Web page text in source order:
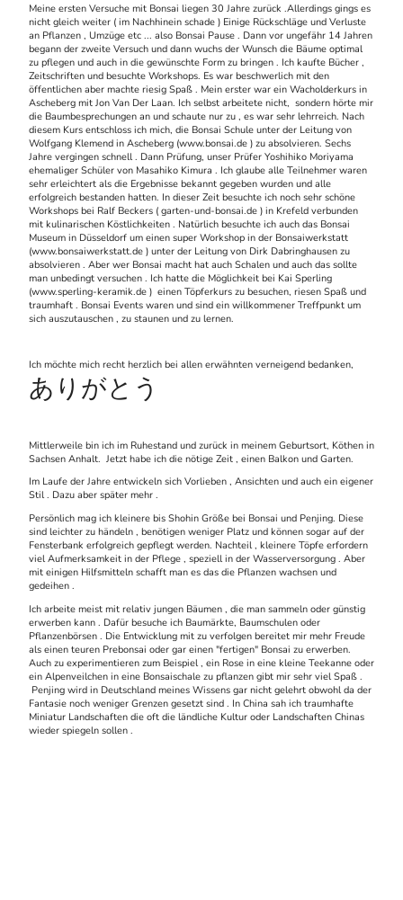
Meine ersten Versuche mit Bonsai liegen 30 Jahre zurück .Allerdings gings es
nicht gleich weiter ( im Nachhinein schade ) Einige Rückschläge und Verluste
an Pflanzen , Umzüge etc ... also Bonsai Pause . Dann vor ungefähr 14 Jahren
begann der zweite Versuch und dann wuchs der Wunsch die Bäume optimal
zu pflegen und auch in die gewünschte Form zu bringen . Ich kaufte Bücher ,
Zeitschriften und besuchte Workshops. Es war beschwerlich mit den
öffentlichen aber machte riesig Spaß . Mein erster war ein Wacholderkurs in
Ascheberg mit Jon Van Der Laan. Ich selbst arbeitete nicht, sondern hörte mir
die Baumbesprechungen an und schaute nur zu , es war sehr lehrreich. Nach
diesem Kurs entschloss ich mich, die Bonsai Schule unter der Leitung von
Wolfgang Klemend in Ascheberg (www.bonsai.de ) zu absolvieren. Sechs
Jahre vergingen schnell . Dann Prüfung, unser Prüfer Yoshihiko Moriyama
ehemaliger Schüler von Masahiko Kimura . Ich glaube alle Teilnehmer waren
sehr erleichtert als die Ergebnisse bekannt gegeben wurden und alle
erfolgreich bestanden hatten. In dieser Zeit besuchte ich noch sehr schöne
Workshops bei Ralf Beckers ( garten-und-bonsai.de ) in Krefeld verbunden
mit kulinarischen Köstlichkeiten . Natürlich besuchte ich auch das Bonsai
Museum in Düsseldorf um einen super Workshop in der Bonsaiwerkstatt
(www.bonsaiwerkstatt.de ) unter der Leitung von Dirk Dabringhausen zu
absolvieren . Aber wer Bonsai macht hat auch Schalen und auch das sollte
man unbedingt versuchen . Ich hatte die Möglichkeit bei Kai Sperling
(www.sperling-keramik.de ) einen Töpferkurs zu besuchen, riesen Spaß und
traumhaft . Bonsai Events waren und sind ein willkommener Treffpunkt um
sich auszutauschen , zu staunen und zu lernen.
Ich möchte mich recht herzlich bei allen erwähnten verneigend bedanken,
ありがとう
Mittlerweile bin ich im Ruhestand und zurück in meinem Geburtsort, Köthen in
Sachsen Anhalt. Jetzt habe ich die nötige Zeit , einen Balkon und Garten.
Im Laufe der Jahre entwickeln sich Vorlieben , Ansichten und auch ein eigener
Stil . Dazu aber später mehr .
Persönlich mag ich kleinere bis Shohin Größe bei Bonsai und Penjing. Diese
sind leichter zu händeln , benötigen weniger Platz und können sogar auf der
Fensterbank erfolgreich gepflegt werden. Nachteil , kleinere Töpfe erfordern
viel Aufmerksamkeit in der Pflege , speziell in der Wasserversorgung . Aber
mit einigen Hilfsmitteln schafft man es das die Pflanzen wachsen und
gedeihen .
Ich arbeite meist mit relativ jungen Bäumen , die man sammeln oder günstig
erwerben kann . Dafür besuche ich Baumärkte, Baumschulen oder
Pflanzenbörsen . Die Entwicklung mit zu verfolgen bereitet mir mehr Freude
als einen teuren Prebonsai oder gar einen "fertigen" Bonsai zu erwerben.
Auch zu experimentieren zum Beispiel , ein Rose in eine kleine Teekanne oder
ein Alpenveilchen in eine Bonsaischale zu pflanzen gibt mir sehr viel Spaß .
Penjing wird in Deutschland meines Wissens gar nicht gelehrt obwohl da der
Fantasie noch weniger Grenzen gesetzt sind . In China sah ich traumhafte
Miniatur Landschaften die oft die ländliche Kultur oder Landschaften Chinas
wieder spiegeln sollen .